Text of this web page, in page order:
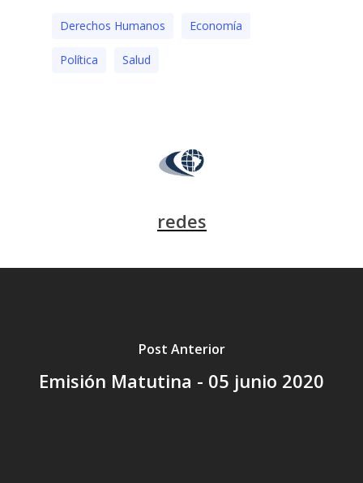
Derechos Humanos Economía
Polí­tica Salud
redes
Post Anterior
Emisión Matutina - 05 junio 2020